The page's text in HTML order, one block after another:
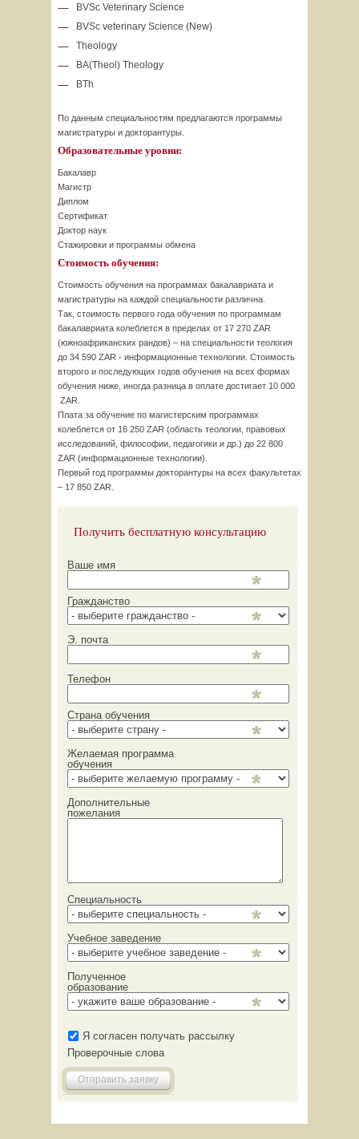
BVSc Veterinary Science
BVSc veterinary Science (New)
Theology
BA(Theol) Theology
BTh
По данным специальностям предлагаются программы
магистратуры и докторантуры.
Образовательные уровни:
Бакалавр
Магистр
Диплом
Сертификат
Доктор наук
Стажировки и программы обмена
Стоимость обучения:
Стоимость обучения на программах бакалавриата и
магистратуры на каждой специальности различна.
Так, стоимость первого года обучения по программам
бакалавриата колеблется в пределах от 17 270 ZAR
(южноафриканских рандов) – на специальности теология
до 34 590 ZAR - информационные технологии. Стоимость
второго и последующих годов обучения на всех формах
обучения ниже, иногда разница в оплате достигает 10 000
ZAR.
Плата за обучение по магистерским программах
колеблется от 16 250 ZAR (область теологии, правовых
исследований, философии, педагогики и др.) до 22 800
ZAR (информационные технологии).
Первый год программы докторантуры на всех факультетах
– 17 850 ZAR.
Получить бесплатную консультацию
Ваше имя
Гражданство
Э. почта
Телефон
Страна обучения
Желаемая программа
обучения
Дополнительные
пожелания
Специальность
Учебное заведение
Полученное
образование
Я согласен получать рассылку
Проверочные слова
Отправить заявку